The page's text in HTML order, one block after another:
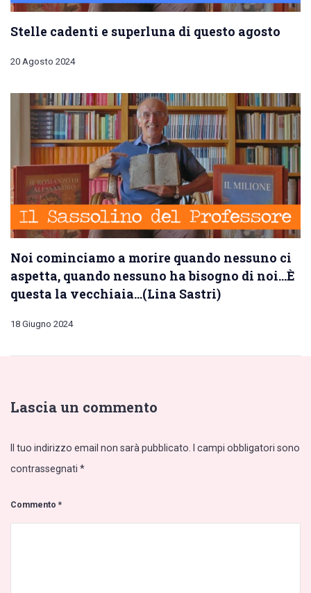
Stelle cadenti e superluna di questo agosto
20 Agosto 2024
Noi cominciamo a morire quando nessuno ci
aspetta, quando nessuno ha bisogno di noi…È
questa la vecchiaia…(Lina Sastri)
18 Giugno 2024
Lascia un commento
Il tuo indirizzo email non sarà pubblicato.
I campi obbligatori sono
contrassegnati *
Commento*